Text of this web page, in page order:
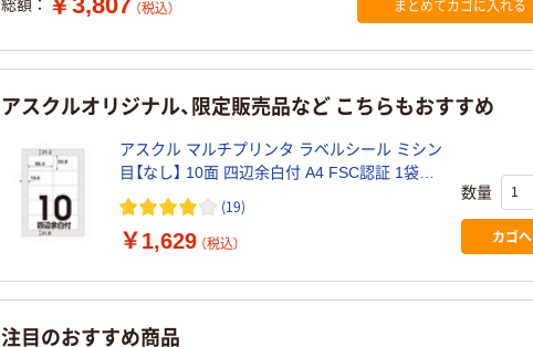
総額： （税込） まとめてカゴに入れる
アスクルオリジナル、限定販売品など こちらもおすすめ
アスクル マルチプリンタ ラベルシール ミシン
目【なし】 10面 四辺余白付 A4 FSC認証 1袋
（100シート入） オリジナル
(19)
￥1,629 （税込）
数量
カゴへ
注目のおすすめ商品